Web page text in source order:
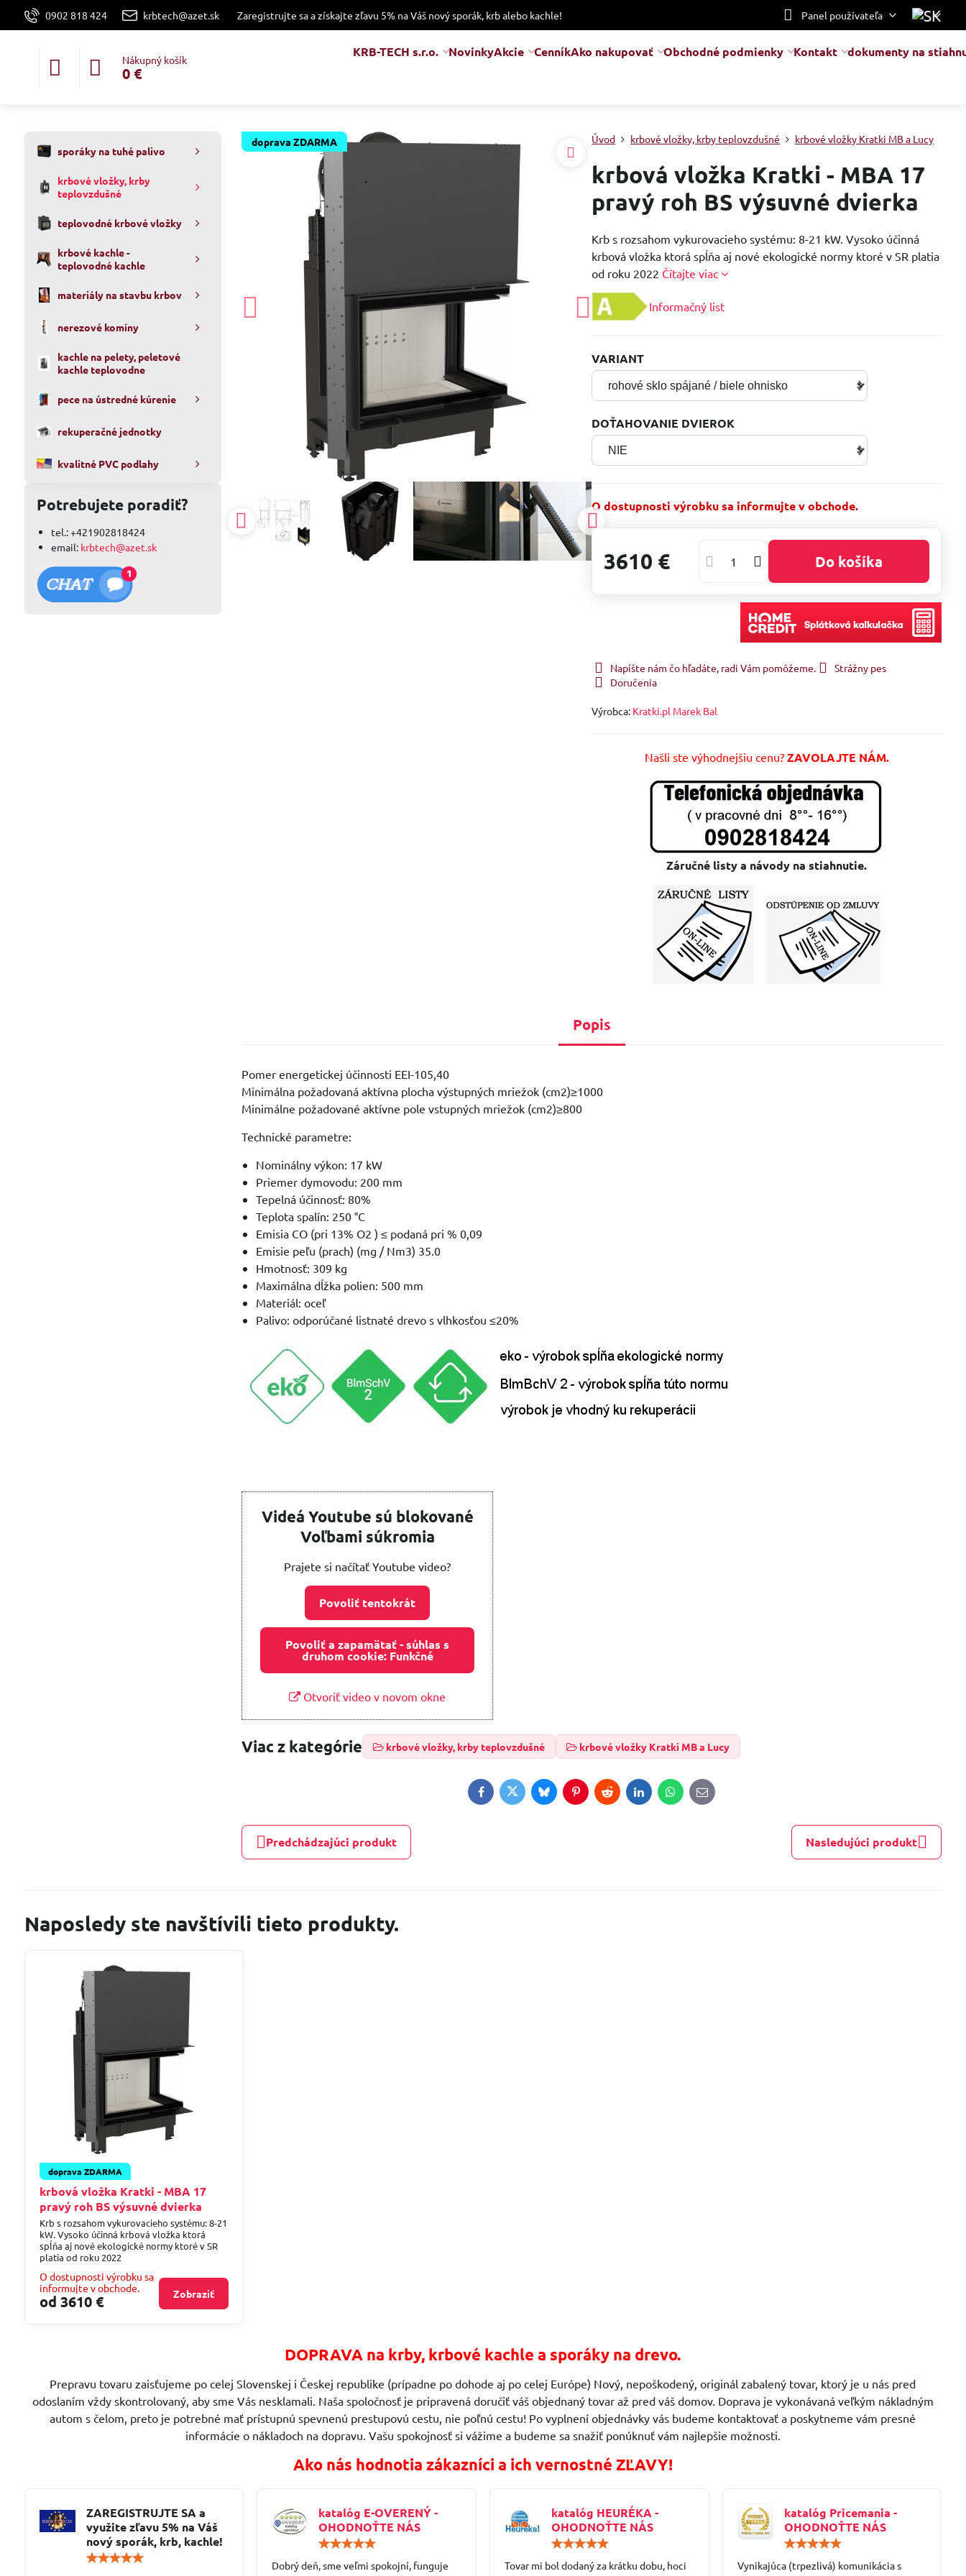
0902 818 424 krbtech@azet.sk Zaregistrujte sa a získajte zľavu 5% na Váš nový sporák, krb alebo kachle! Panel používateľa
Nákupný košík
0 €
KRB-TECH s.r.o. NovinkyAkcie CenníkAko nakupovať Obchodné podmienky Kontakt dokumenty na
doprava ZDARMA Úvod krbové vložky, krby teplovzdušné krbové vložky Kratki MB a Lucy
krbová vložka Kratki - MBA 17
pravý roh BS výsuvné dvierka
Krb s rozsahom vykurovacieho systému: 8-21 kW. Vysoko účinná
krbová vložka ktorá spĺňa aj nové ekologické normy ktoré v SR platia
od roku 2022 Čítajte viac
Informačný list
VARIANT
DOŤAHOVANIE DVIEROK
O dostupnosti výrobku sa informujte v obchode.
3610 € Do košíka
Napíšte nám čo hľadáte, radi Vám pomôžeme.
Strážny pes
Doručenia
Výrobca: Kratki.pl Marek Bal
Našli ste výhodnejšiu cenu? ZAVOLAJTE NÁM.
Záručné listy a návody na stiahnutie.
Popis
Pomer energetickej účinnosti EEI-105,40
Minimálna požadovaná aktívna plocha výstupných mriežok (cm2)≥1000
Minimálne požadované aktívne pole vstupných mriežok (cm2)≥800
Technické parametre:
Nominálny výkon: 17 kW
Priemer dymovodu: 200 mm
Tepelná účinnosť: 80%
Teplota spalín: 250 °C
Emisia CO (pri 13% O2 ) ≤ podaná pri % 0,09
Emisie peľu (prach) (mg / Nm3) 35.0
Hmotnosť: 309 kg
Maximálna dĺžka polien: 500 mm
Materiál: oceľ
Palivo: odporúčané listnaté drevo s vlhkosťou ≤20%
Videá Youtube sú blokované
Voľbami súkromia
Prajete si načítať Youtube video?
Povoliť tentokrát
Povoliť a zapamätať - súhlas s
druhom cookie: Funkčné
Otvoriť video v novom okne
Viac z kategórie krbové vložky, krby teplovzdušné krbové vložky Kratki MB a Lucy
FacebookTwitterBlueskyPinterestRedditLinkedInWhatsApp
E-
mail
Predchádzajúci produkt Nasledujúci produkt
sporáky na tuhé palivo
krbové vložky, krby
teplovzdušné
teplovodné krbové vložky
krbové kachle -
teplovodné kachle
materiály na stavbu krbov
nerezové komíny
kachle na pelety, peletové
kachle teplovodne
pece na ústredné kúrenie
rekuperačné jednotky
kvalitné PVC podlahy
Potrebujete poradiť?
tel.: +421902818424
email: krbtech@azet.sk
Naposledy ste navštívili tieto produkty.
doprava ZDARMA
krbová vložka Kratki - MBA 17
pravý roh BS výsuvné dvierka
Krb s rozsahom vykurovacieho systému: 8-21
kW. Vysoko účinná krbová vložka ktorá
spĺňa aj nové ekologické normy ktoré v SR
platia od roku 2022
O dostupnosti výrobku sa
informujte v obchode.
od 3610 € Zobraziť
DOPRAVA na krby, krbové kachle a sporáky na drevo.
Prepravu tovaru zaisťujeme po celej Slovenskej i Českej republike (prípadne po dohode aj po celej Európe) Nový, nepoškodený, originál zabalený tovar, ktorý je u nás pred
odoslaním vždy skontrolovaný, aby sme Vás nesklamali. Naša spoločnosť je pripravená doručiť váš objednaný tovar až pred váš domov. Doprava je vykonávaná veľkým nákladným
autom s čelom, preto je potrebné mať prístupnú spevnenú prestupovú cestu, nie poľnú cestu! Po vyplnení objednávky vás budeme kontaktovať a poskytneme vám presné
informácie o nákladoch na dopravu. Vašu spokojnosť si vážime a budeme sa snažiť ponúknuť vám najlepšie možnosti.
Ako nás hodnotia zákazníci a ich vernostné ZĽAVY!
ZAREGISTRUJTE SA a
využite zľavu 5% na Váš
nový sporák, krb, kachle!
katalóg E-OVERENÝ -
OHODNOŤTE NÁS
/
Dobrý deň, sme veľmi spokojní, funguje
katalóg HEURÉKA -
OHODNOŤTE NÁS
/
Tovar mi bol dodaný za krátku dobu, hoci
katalóg Pricemania -
OHODNOŤTE NÁS
/
Vynikajúca (trpezlivá) komunikácia s